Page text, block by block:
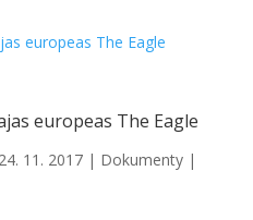
europeas The Eagle
24. 11. 2017| Dokumenty|